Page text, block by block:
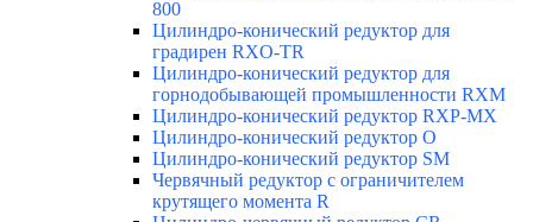
800
Цилиндро-конический редуктор для
градирен RXO-TR
Цилиндро-конический редуктор для
горнодобывающей промышленности RXМ
Цилиндро-конический редуктор RXP-MX
Цилиндро-конический редуктор О
Цилиндро-конический редуктор SM
Червячный редуктор с ограничителем
крутящего момента R